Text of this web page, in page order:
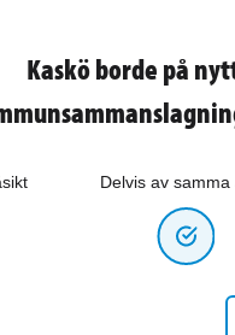
Kaskö borde på
Delvis av samma